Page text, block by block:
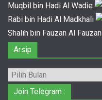
Muqbil bin Hadi Al Wadie
Rabi bin Hadi Al Madkhali
Shalih bin Fauzan Al Fauzan
Arsip
Arsip
Join Telegram :